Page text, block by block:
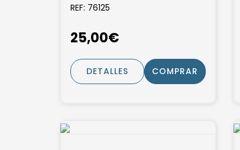
REF: 76125
25,00€
DETALLES COMPRAR